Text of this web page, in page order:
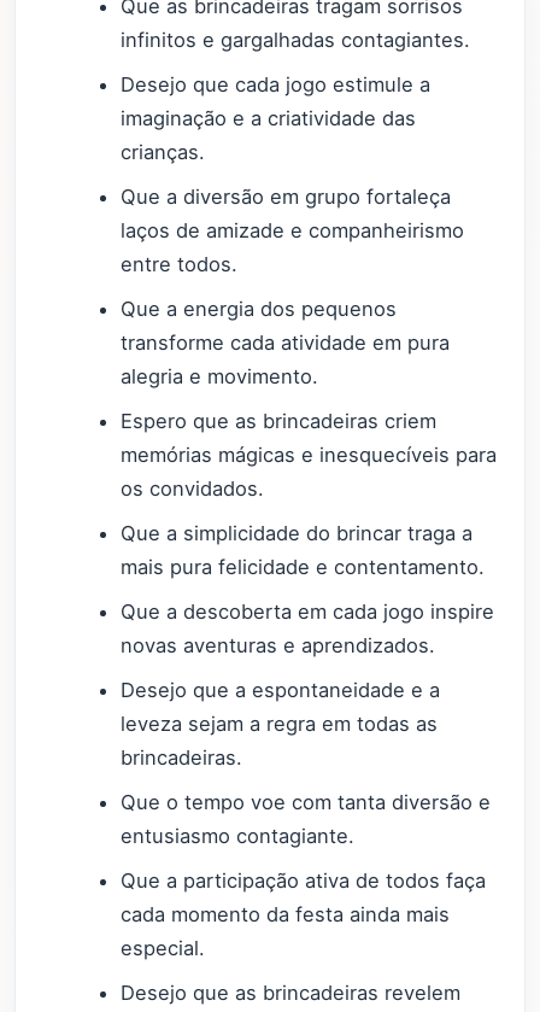
Que as brincadeiras tragam sorrisos
infinitos e gargalhadas contagiantes.
Desejo que cada jogo estimule a
imaginação e a criatividade das
crianças.
Que a diversão em grupo fortaleça
laços de amizade e companheirismo
entre todos.
Que a energia dos pequenos
transforme cada atividade em pura
alegria e movimento.
Espero que as brincadeiras criem
memórias mágicas e inesquecíveis para
os convidados.
Que a simplicidade do brincar traga a
mais pura felicidade e contentamento.
Que a descoberta em cada jogo inspire
novas aventuras e aprendizados.
Desejo que a espontaneidade e a
leveza sejam a regra em todas as
brincadeiras.
Que o tempo voe com tanta diversão e
entusiasmo contagiante.
Que a participação ativa de todos faça
cada momento da festa ainda mais
especial.
Desejo que as brincadeiras revelem